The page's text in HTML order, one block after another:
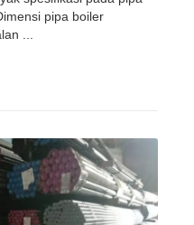
pipa boiler
...